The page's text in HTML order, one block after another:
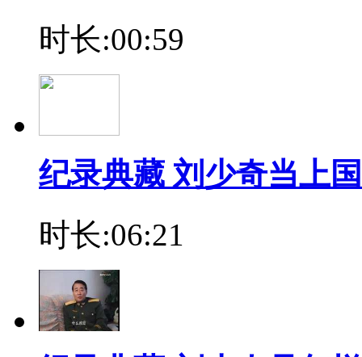
时长:00:59
纪录典藏 刘少奇当上
时长:06:21